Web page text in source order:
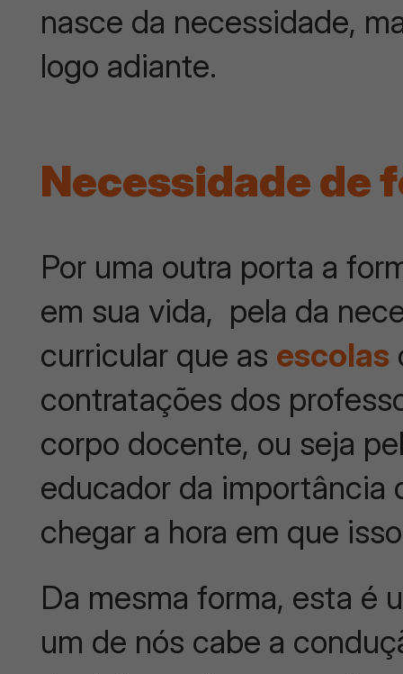
nasce da necessidade,
logo adiante.
Necessidade de
Por uma outra porta a
em sua vida, pela da
curricular que as escolas
contratações dos
corpo docente, ou seja
educador da importância
chegar a hora em que
Da mesma forma, esta é
um de nós cabe a